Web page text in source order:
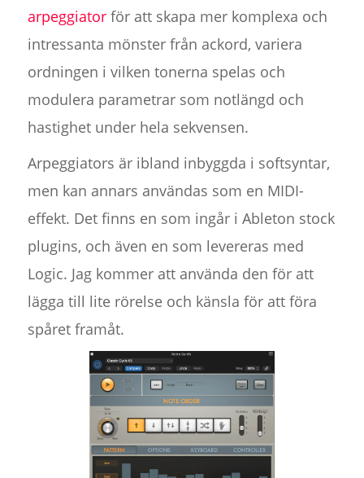
arpeggiatorför att skapa mer komplexa och
intressanta mönster från ackord, variera
ordningen i vilken tonerna spelas och
modulera parametrar som notlängd och
hastighet under hela sekvensen.
Arpeggiators är ibland inbyggda i softsyntar,
men kan annars användas som en MIDI-
effekt. Det finns en som ingår i Ableton stock
plugins, och även en som levereras med
Logic. Jag kommer att använda den för att
lägga till lite rörelse och känsla för att föra
spåret framåt.